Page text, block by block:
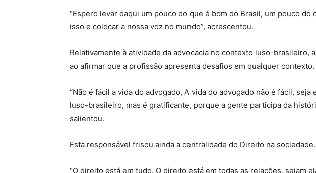
“Espero levar daqui um pouco do que é bom do Brasil, um pouco
isso e colocar a nossa voz no mundo”, acrescentou.
Relativamente à atividade da advocacia no contexto luso-brasileiro,
ao afirmar que a profissão apresenta desafios em qualquer contexto.
“Não é fácil a vida do advogado, A vida do advogado não é fácil,
luso-brasileiro, mas é gratificante, porque a gente participa da
salientou.
Esta responsável frisou ainda a centralidade do Direito na sociedade.
“O direito está em tudo. O direito está em todas as relações, sejam